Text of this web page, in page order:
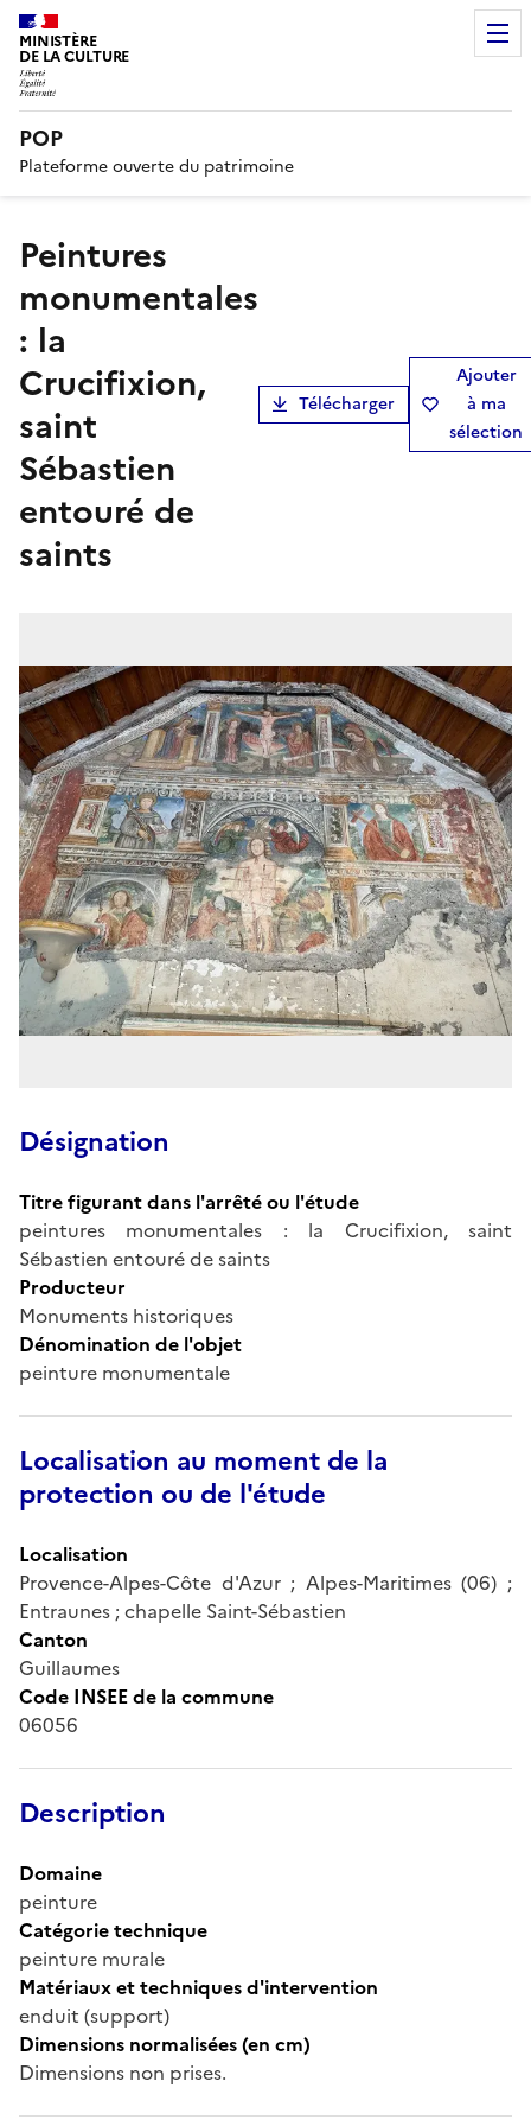
MINISTÈRE
DE LA CULTURE
POP
Plateforme ouverte du patrimoine
peintures
monumentales
: la
Crucifixion,
saint
Sébastien
entouré de
saints
Télécharger
Ajouter
à ma
sélection
Désignation
Titre figurant dans l'arrêté ou l'étude
peintures monumentales : la Crucifixion, saint
Sébastien entouré de saints
Producteur
Monuments historiques
Dénomination de l'objet
peinture monumentale
Localisation au moment de la
protection ou de l'étude
Localisation
Provence-Alpes-Côte d'Azur ; Alpes-Maritimes (06) ;
Entraunes ; chapelle Saint-Sébastien
Canton
Guillaumes
Code INSEE de la commune
06056
Description
Domaine
peinture
Catégorie technique
peinture murale
Matériaux et techniques d'intervention
enduit (support)
Dimensions normalisées (en cm)
Dimensions non prises.